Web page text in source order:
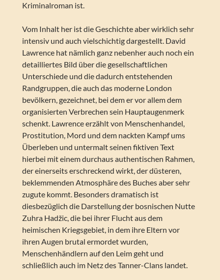
Kriminalroman ist.
Vom Inhalt her ist die Geschichte aber wirklich sehr
intensiv und auch vielschichtig dargestellt. David
Lawrence hat nämlich ganz nebenher auch noch ein
detailliertes Bild über die gesellschaftlichen
Unterschiede und die dadurch entstehenden
Randgruppen, die auch das moderne London
bevölkern, gezeichnet, bei dem er vor allem dem
organisierten Verbrechen sein Hauptaugenmerk
schenkt. Lawrence erzählt von Menschenhandel,
Prostitution, Mord und dem nackten Kampf ums
Überleben und untermalt seinen fiktiven Text
hierbei mit einem durchaus authentischen Rahmen,
der einerseits erschreckend wirkt, der düsteren,
beklemmenden Atmosphäre des Buches aber sehr
zugute kommt. Besonders dramatisch ist
diesbezüglich die Darstellung der bosnischen Nutte
Zuhra Hadžic, die bei ihrer Flucht aus dem
heimischen Kriegsgebiet, in dem ihre Eltern vor
ihren Augen brutal ermordet wurden,
Menschenhändlern auf den Leim geht und
schließlich auch im Netz des Tanner-Clans landet.